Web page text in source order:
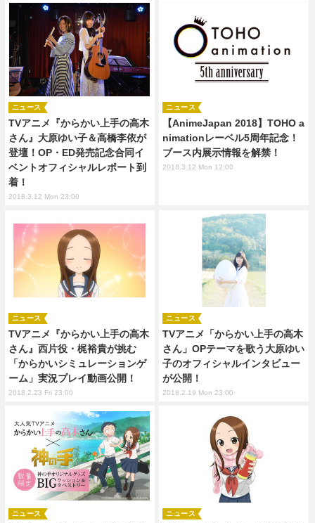
TVアニメ『からかい上手の高木
さん』大原ゆい子＆高橋李依が
登壇！OP・ED発売記念合同イ
ベントオフィシャルレポート到
着！
ニュース
2018.3.12 Mon 23:00
【AnimeJapan 2018】TOHO a
nimationレーベル5周年記念！
ブース内展示情報を解禁！
ニュース
2018.3.12 Mon 12:00
TVアニメ『からかい上手の高木
さん』西片役・梶裕貴が挑む
「からかいシミュレーションゲ
ーム」実況プレイ動画公開！
ニュース
2018.2.23 Fri 23:00
TVアニメ「からかい上手の高木
さん」OPテーマを歌う大原ゆい
子のオフィシャルインタビュー
が公開！
ニュース
2018.2.19 Mon 23:00
ニュース ニュース